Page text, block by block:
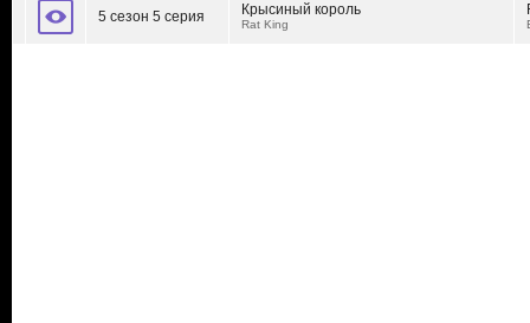
5 сезон 5 серия Крысиный король
Rat King